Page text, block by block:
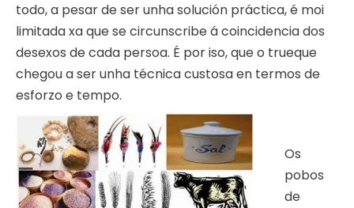
todo, a pesar de ser unha solución práctica, é moi
limitada xa que se circunscribe á coincidencia dos
desexos de cada persoa. É por iso, que o trueque
chegou a ser unha técnica custosa en termos de
esforzo e tempo.
Os
pobos
de